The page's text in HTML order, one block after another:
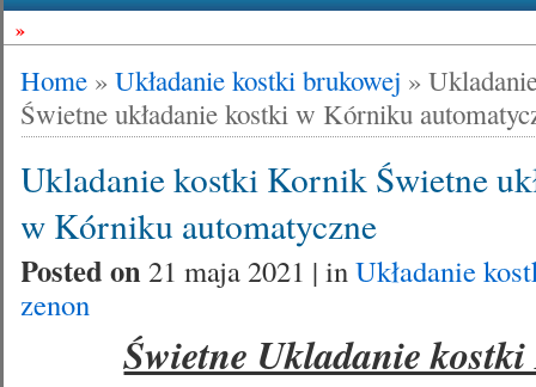
»
Home »Układanie kostki brukowej »
Świetne układanie kostki w Kórniku
Ukladanie kostki Kornik Świetne
w Kórniku automatyczne
Posted on21 maja 2021 | inUkładanie
zenon
Świetne Ukladanie